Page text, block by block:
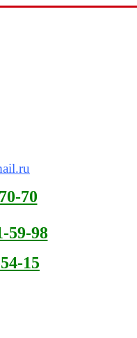
70
59-98
15